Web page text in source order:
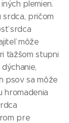
plemien.
srdca, pričom
srdca
môže
ťažšom stupni
psov sa môže
hromadenia
pre